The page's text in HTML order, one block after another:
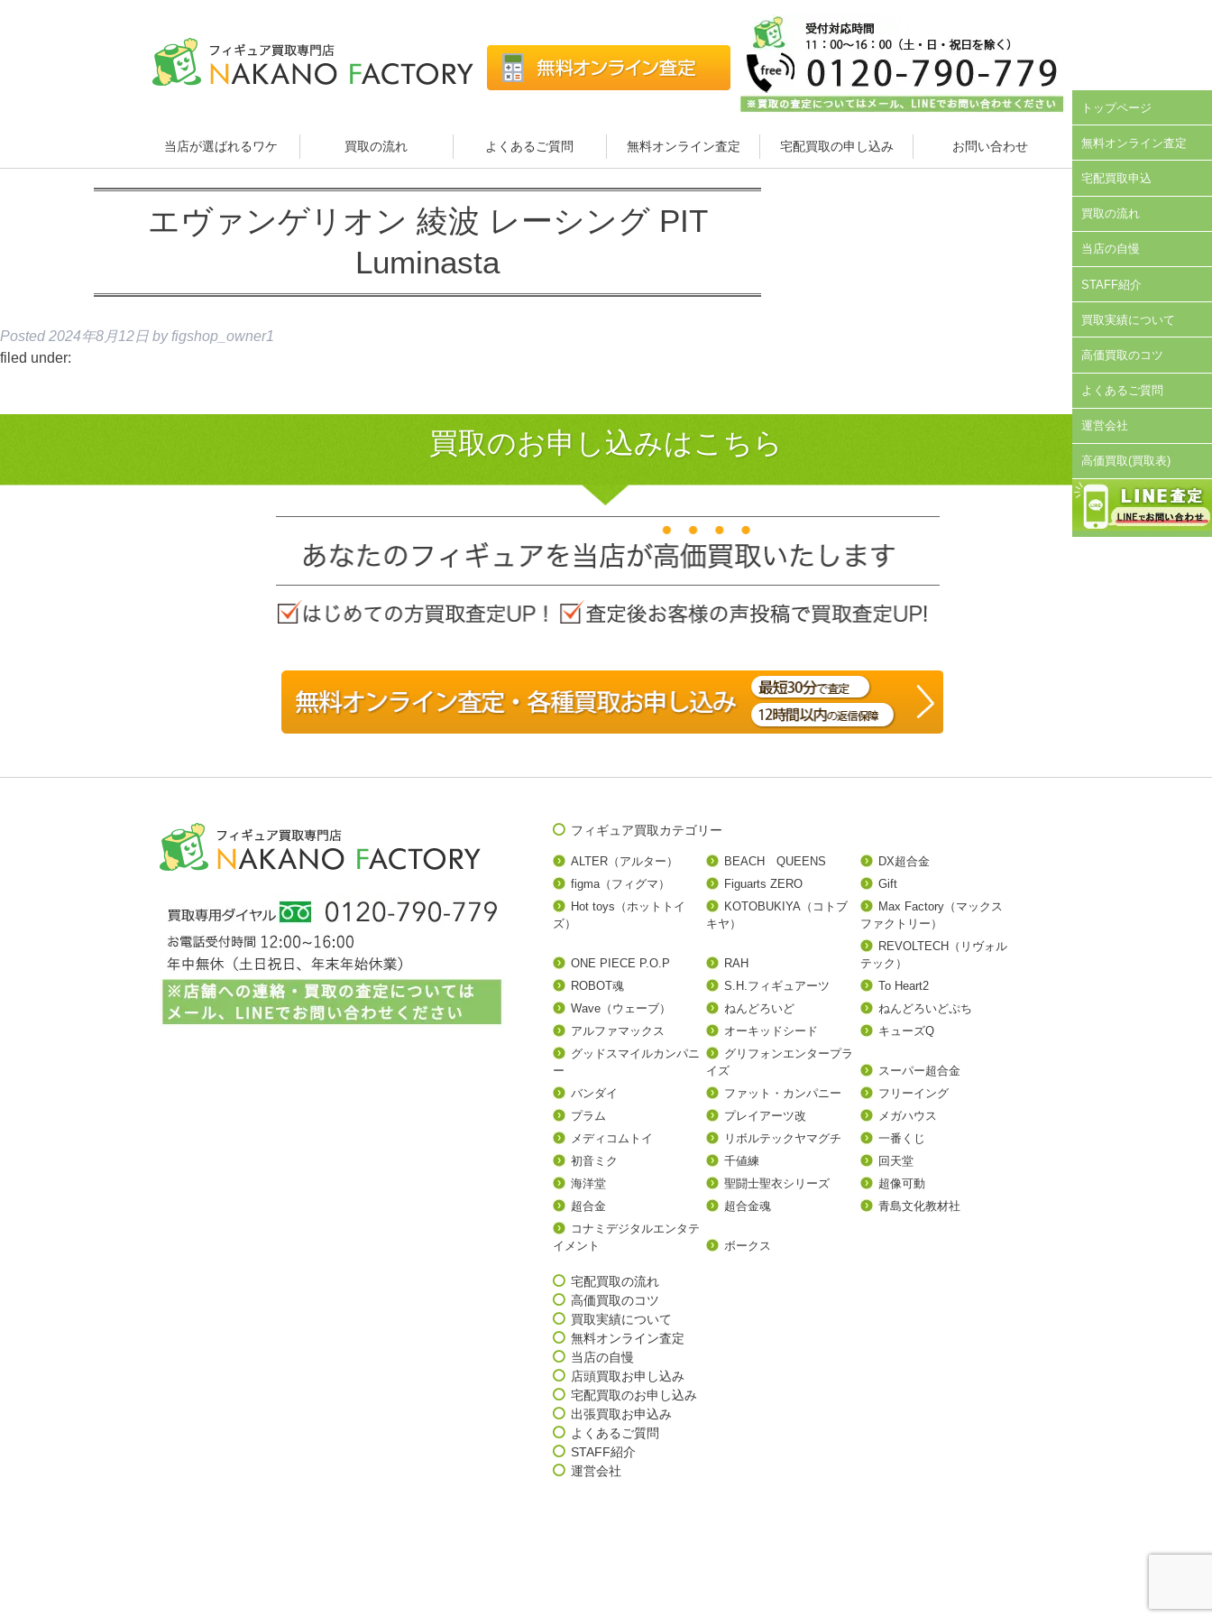
当店が選ばれるワケ 買取の流れ よくあるご質問 無料オンライン査定 宅配買取の申し込み お問い合わせ
エヴァンゲリオン 綾波 レーシング PIT
Luminasta
Posted 2024年8月12日 by figshop_owner1
filed under:
トップページ
無料オンライン査定
宅配買取申込
買取の流れ
当店の自慢
STAFF紹介
買取実績について
高価買取のコツ
よくあるご質問
運営会社
高価買取(買取表)
買取のお申し込みはこちら
フィギュア買取カテゴリー
ALTER（アルター） BEACH QUEENS
DX超合金
figma（フィグマ）
Figuarts ZERO
Gift
Hot toys（ホットトイ
ズ）
KOTOBUKIYA（コトブ
キヤ）
Max Factory（マックス
ファクトリー）
ONE PIECE P.O.P RAH
REVOLTECH（リヴォル
テック）
ROBOT魂
S.H.フィギュアーツ
To Heart2
Wave（ウェーブ）
ねんどろいど
ねんどろいどぷち
アルファマックス
オーキッドシード
キューズQ
グッドスマイルカンパニ
ー
グリフォンエンタープラ
イズ
スーパー超合金
バンダイ
ファット・カンパニー
フリーイング
プラム
プレイアーツ改
メガハウス
メディコムトイ
リボルテックヤマグチ
一番くじ
初音ミク
千値練
回天堂
海洋堂
聖闘士聖衣シリーズ
超像可動
超合金
超合金魂
青島文化教材社
コナミデジタルエンタテ
イメント
ボークス
宅配買取の流れ
高価買取のコツ
買取実績について
無料オンライン査定
当店の自慢
店頭買取お申し込み
宅配買取のお申し込み
出張買取お申込み
よくあるご質問
STAFF紹介
運営会社